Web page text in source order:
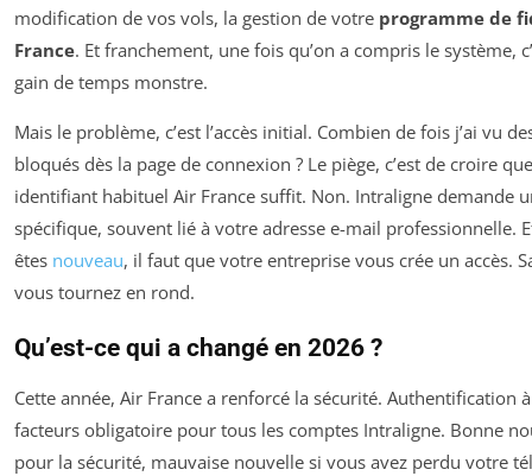
modification de vos vols, la gestion de votre programme de
France. Et franchement, une fois qu’on a compris le système,
gain de temps monstre.
Mais le problème, c’est l’accès initial. Combien de fois j’ai vu
bloqués dès la page de connexion ? Le piège, c’est de croire
identifiant habituel Air France suffit. Non. Intraligne demande
spécifique, souvent lié à votre adresse e-mail professionnelle.
êtes nouveau, il faut que votre entreprise vous crée un accès.
vous tournez en rond.
Qu’est-ce qui a changé en 2026 ?
Cette année, Air France a renforcé la sécurité. Authentification
facteurs obligatoire pour tous les comptes Intraligne. Bonne
pour la sécurité, mauvaise nouvelle si vous avez perdu votre